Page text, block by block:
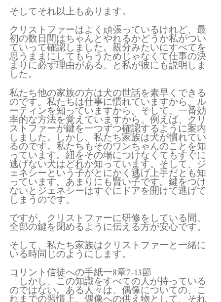
そしてそれ以上もあります。
クリストファーはよく頑張っているけれど、最
初の数日間はちゃんとやれるかどうか私がつい
ていって確認しました。親分みたいにすべてを
思うままにしてもらうためじゃなくて仕事の決
まりに必ず理由がある、と私が彼にも説明しま
した。
私たち他の家族の方は犬の世話を素早くできる
のです。私たちは仕事に慣れていますから。ル
ーティンを知っていますから。そして、一番効
率的な方法を覚えていますから。例えば、クリ
ストファーが鍵を一つずつ確認するように案内
しました。しかし、私たち家族は犬が慣れてい
るのです。私たちもそのワンちゃんのことを知
っています。紐をその場につけなくてもすぐに
逃げない犬はどれか知っています。そして、ジ
ェネシーという子がとにかく逃げ上手だとも知
っています。あまりにも賢い子です。鍵をつけ
ないとジェネシーはすぐにドアを開けて逃げて
しまうのです。
ですが、クリストファーに研修をしている間、
全部の鍵を閉めるように伝える方が安心です。
そして、私たち家族はクリストファーと一緒に
いる時同じのようにします。
コリント信徒への手紙一8章7-13節
「しかし、この知識をすべての人が持っている
のではない。ある人々は、偶像についての、こ
れまでの習慣上、偶像への供え物として、それ